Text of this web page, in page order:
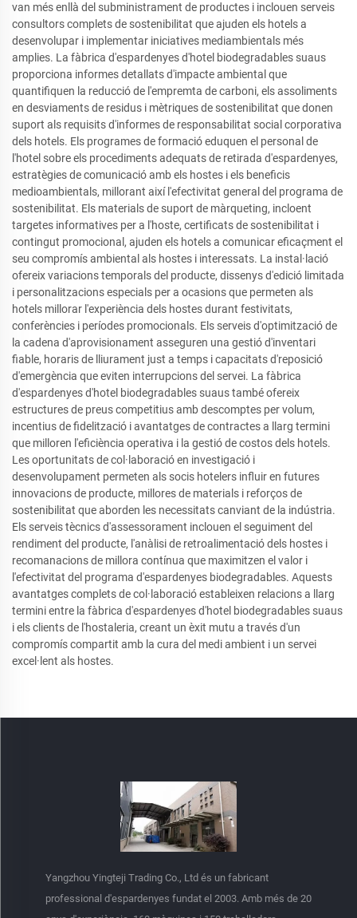
van més enllà del subministrament de productes i inclouen serveis
consultors complets de sostenibilitat que ajuden els hotels a
desenvolupar i implementar iniciatives mediambientals més
amplies. La fàbrica d'espardenyes d'hotel biodegradables suaus
proporciona informes detallats d'impacte ambiental que
quantifiquen la reducció de l'empremta de carboni, els assoliments
en desviaments de residus i mètriques de sostenibilitat que donen
suport als requisits d'informes de responsabilitat social corporativa
dels hotels. Els programes de formació eduquen el personal de
l'hotel sobre els procediments adequats de retirada d'espardenyes,
estratègies de comunicació amb els hostes i els beneficis
medioambientals, millorant així l'efectivitat general del programa de
sostenibilitat. Els materials de suport de màrqueting, incloent
targetes informatives per a l'hoste, certificats de sostenibilitat i
contingut promocional, ajuden els hotels a comunicar eficaçment el
seu compromís ambiental als hostes i interessats. La instal·lació
ofereix variacions temporals del producte, dissenys d'edició limitada
i personalitzacions especials per a ocasions que permeten als
hotels millorar l'experiència dels hostes durant festivitats,
conferències i períodes promocionals. Els serveis d'optimització de
la cadena d'aprovisionament asseguren una gestió d'inventari
fiable, horaris de lliurament just a temps i capacitats d'reposició
d'emergència que eviten interrupcions del servei. La fàbrica
d'espardenyes d'hotel biodegradables suaus també ofereix
estructures de preus competitius amb descomptes per volum,
incentius de fidelització i avantatges de contractes a llarg termini
que milloren l'eficiència operativa i la gestió de costos dels hotels.
Les oportunitats de col·laboració en investigació i
desenvolupament permeten als socis hotelers influir en futures
innovacions de producte, millores de materials i reforços de
sostenibilitat que aborden les necessitats canviant de la indústria.
Els serveis tècnics d'assessorament inclouen el seguiment del
rendiment del producte, l'anàlisi de retroalimentació dels hostes i
recomanacions de millora contínua que maximitzen el valor i
l'efectivitat del programa d'espardenyes biodegradables. Aquests
avantatges complets de col·laboració estableixen relacions a llarg
termini entre la fàbrica d'espardenyes d'hotel biodegradables suaus
i els clients de l'hostaleria, creant un èxit mutu a través d'un
compromís compartit amb la cura del medi ambient i un servei
excel·lent als hostes.
Yangzhou Yingteji Trading Co., Ltd és un fabricant
professional d'espardenyes fundat el 2003. Amb més de 20